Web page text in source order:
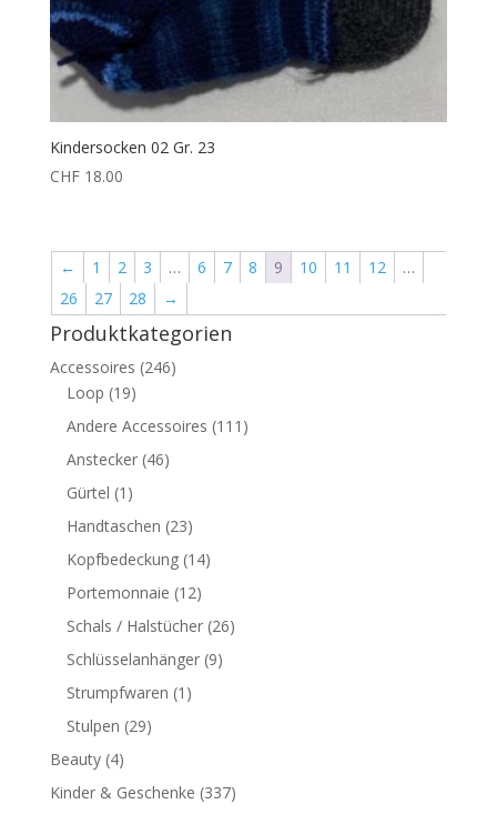
Kindersocken 02 Gr. 23
CHF18.00
← 1 2 3 … 6 7 8 9 10 11 12
…
26
27 28 →
Produktkategorien
Accessoires (246)
Loop (19)
Andere Accessoires (111)
Anstecker (46)
Gürtel (1)
Handtaschen (23)
Kopfbedeckung (14)
Portemonnaie (12)
Schals / Halstücher (26)
Schlüsselanhänger (9)
Strumpfwaren (1)
Stulpen (29)
Beauty (4)
Kinder & Geschenke (337)